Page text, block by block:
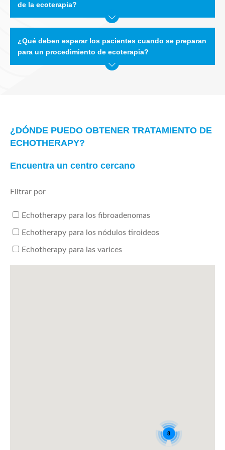
de la ecoterapia?
¿Qué deben esperar los pacientes cuando se preparan
para un procedimiento de ecoterapia?
¿DÓNDE PUEDO OBTENER TRATAMIENTO DE
ECHOTHERAPY?
Encuentra un centro cercano
Filtrar por
Echotherapy para los fibroadenomas
Echotherapy para los nódulos tiroideos
Echotherapy para las varices
8